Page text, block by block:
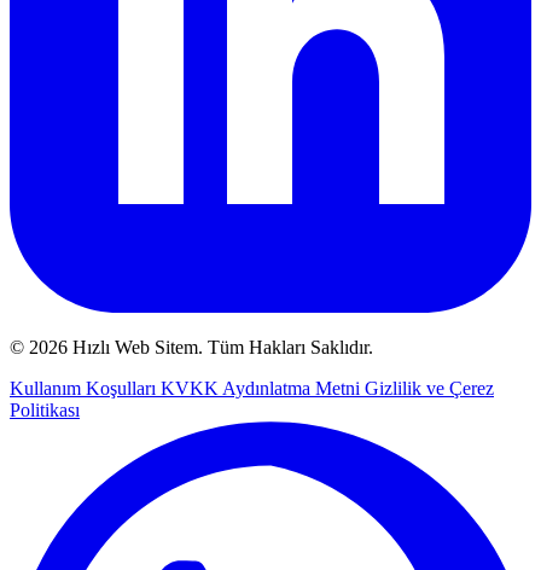
© 2026 Hızlı Web Sitem. Tüm Hakları Saklıdır.
Kullanım Koşulları KVKK Aydınlatma Metni Gizlilik ve Çerez
Politikası